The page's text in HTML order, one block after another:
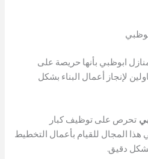
ابوظبي بأنها حريصة على
لإنجاز أعمال البناء بشكل
تحرص على توظيف كبار
المجال للقيام بأعمال التخطيط
دقيق.